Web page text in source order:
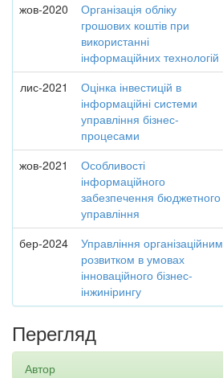
жов-2020
Організація обліку
грошових коштів при
використанні
інформаційних технологій
лис-2021
Оцінка інвестицій в
інформаційні системи
управління бізнес-
процесами
жов-2021
Особливості
інформаційного
забезпечення бюджетного
управління
бер-2024
Управління організаційним
розвитком в умовах
інноваційного бізнес-
інжинірингу
Перегляд
Автор